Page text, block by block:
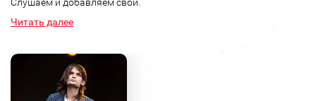
Читать далее